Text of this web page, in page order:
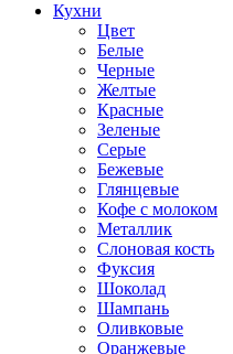
Кухни
Цвет
Белые
Черные
Желтые
Красные
Зеленые
Серые
Бежевые
Глянцевые
Кофе с молоком
Металлик
Слоновая кость
Фуксия
Шоколад
Шампань
Оливковые
Оранжевые